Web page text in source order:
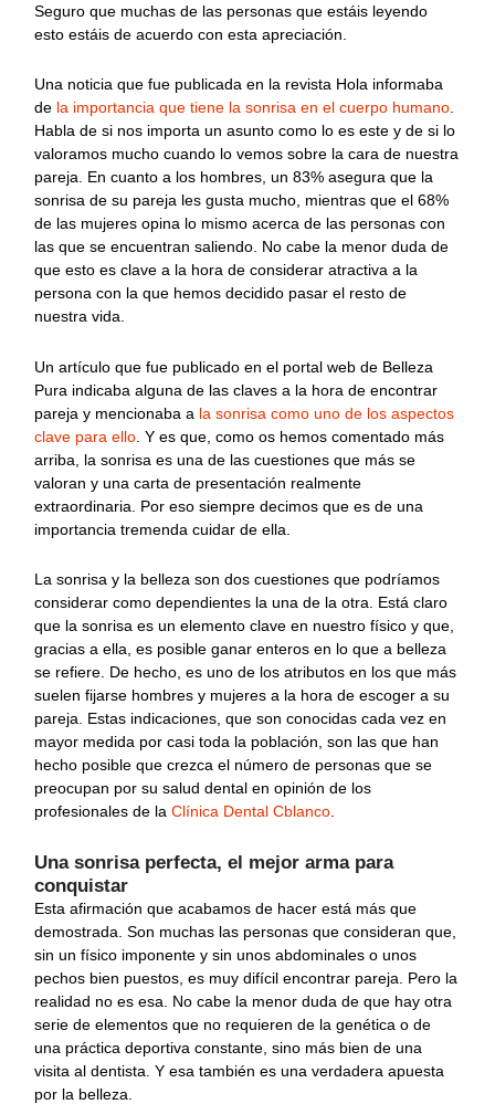
Seguro que muchas de las personas que estáis leyendo
esto estáis de acuerdo con esta apreciación.
Una noticia que fue publicada en la revista Hola informaba
de la importancia que tiene la sonrisa en el cuerpo humano.
Habla de si nos importa un asunto como lo es este y de si lo
valoramos mucho cuando lo vemos sobre la cara de nuestra
pareja. En cuanto a los hombres, un 83% asegura que la
sonrisa de su pareja les gusta mucho, mientras que el 68%
de las mujeres opina lo mismo acerca de las personas con
las que se encuentran saliendo. No cabe la menor duda de
que esto es clave a la hora de considerar atractiva a la
persona con la que hemos decidido pasar el resto de
nuestra vida.
Un artículo que fue publicado en el portal web de Belleza
Pura indicaba alguna de las claves a la hora de encontrar
pareja y mencionaba a la sonrisa como uno de los aspectos
clave para ello . Y es que, como os hemos comentado más
arriba, la sonrisa es una de las cuestiones que más se
valoran y una carta de presentación realmente
extraordinaria. Por eso siempre decimos que es de una
importancia tremenda cuidar de ella.
La sonrisa y la belleza son dos cuestiones que podríamos
considerar como dependientes la una de la otra. Está claro
que la sonrisa es un elemento clave en nuestro físico y que,
gracias a ella, es posible ganar enteros en lo que a belleza
se refiere. De hecho, es uno de los atributos en los que más
suelen fijarse hombres y mujeres a la hora de escoger a su
pareja. Estas indicaciones, que son conocidas cada vez en
mayor medida por casi toda la población, son las que han
hecho posible que crezca el número de personas que se
preocupan por su salud dental en opinión de los
profesionales de la Clínica Dental Cblanco.
Una sonrisa perfecta, el mejor arma para
conquistar
Esta afirmación que acabamos de hacer está más que
demostrada. Son muchas las personas que consideran que,
sin un físico imponente y sin unos abdominales o unos
pechos bien puestos, es muy difícil encontrar pareja. Pero la
realidad no es esa. No cabe la menor duda de que hay otra
serie de elementos que no requieren de la genética o de
una práctica deportiva constante, sino más bien de una
visita al dentista. Y esa también es una verdadera apuesta
por la belleza.